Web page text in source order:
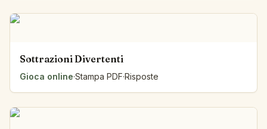
Sottrazioni Divertenti
Gioca online·Stampa PDF·Risposte